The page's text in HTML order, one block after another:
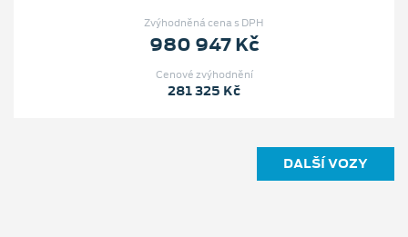
Zvýhodněná cena s DPH
980 947 Kč
Cenové zvýhodnění
281 325 Kč
DALŠÍ VOZY